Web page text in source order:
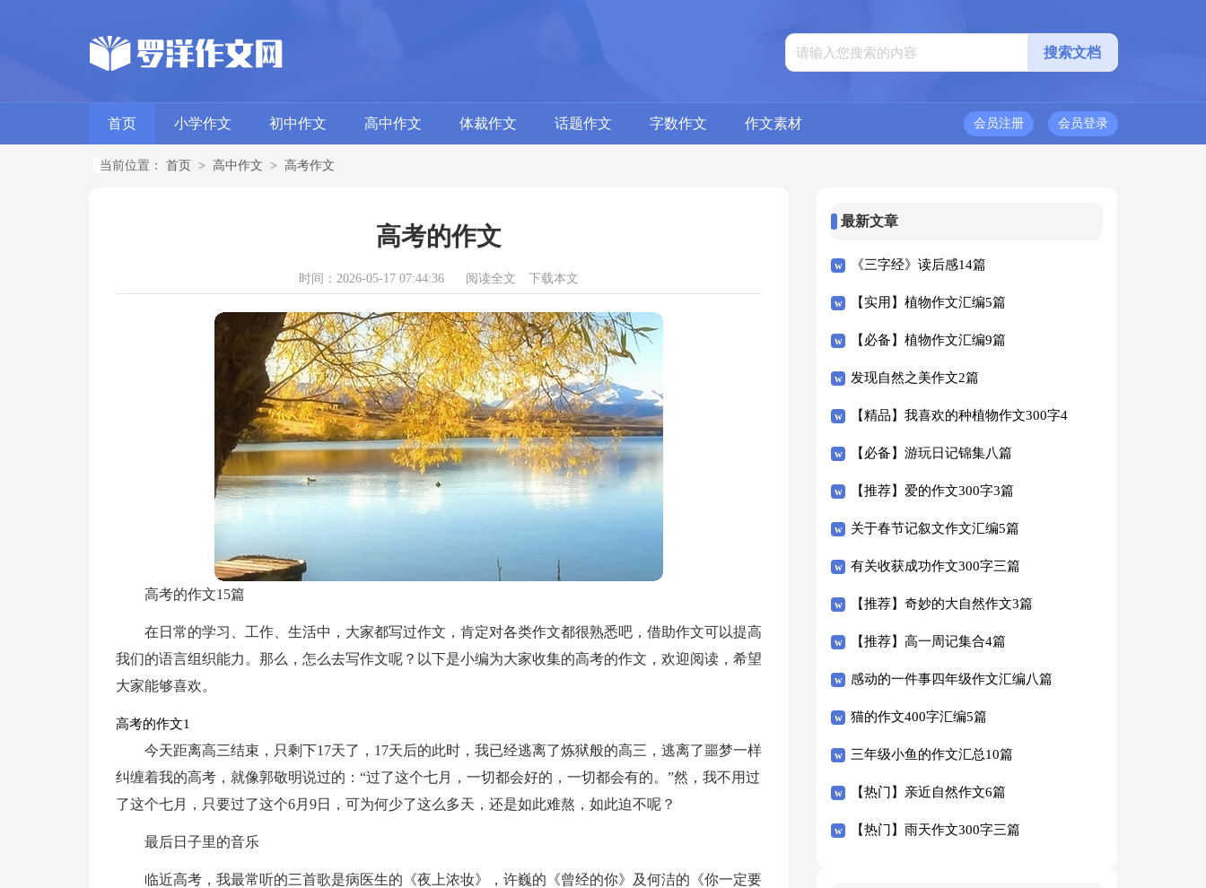
首页 小学作文 初中作文 高中作文 体裁作文 话题作文 字数作文 作文素材 会员登录
会员注册
当前位置： 首页 > 高中作文 > 高考作文
高考的作文
时间：2026-05-17 07:44:36 阅读全文 下载本文
高考的作文15篇
在日常的学习、工作、生活中，大家都写过作文，肯定对各类作文都很熟悉吧，借助作文可以提高
我们的语言组织能力。那么，怎么去写作文呢？以下是小编为大家收集的高考的作文，欢迎阅读，希望
大家能够喜欢。
高考的作文1
今天距离高三结束，只剩下17天了，17天后的此时，我已经逃离了炼狱般的高三，逃离了噩梦一样
纠缠着我的高考，就像郭敬明说过的：“过了这个七月，一切都会好的，一切都会有的。”然，我不用过
了这个七月，只要过了这个6月9日，可为何少了这么多天，还是如此难熬，如此迫不呢？
最后日子里的音乐
临近高考，我最常听的三首歌是病医生的《夜上浓妆》，许巍的《曾经的你》及何洁的《你一定要
最新文章
《三字经》读后感14篇
【实用】植物作文汇编5篇
【必备】植物作文汇编9篇
发现自然之美作文2篇
【精品】我喜欢的种植物作文300字4
篇【必备】游玩日记锦集八篇
【推荐】爱的作文300字3篇
关于春节记叙文作文汇编5篇
有关收获成功作文300字三篇
【推荐】奇妙的大自然作文3篇
【推荐】高一周记集合4篇
感动的一件事四年级作文汇编八篇
猫的作文400字汇编5篇
三年级小鱼的作文汇总10篇
【热门】亲近自然作文6篇
【热门】雨天作文300字三篇